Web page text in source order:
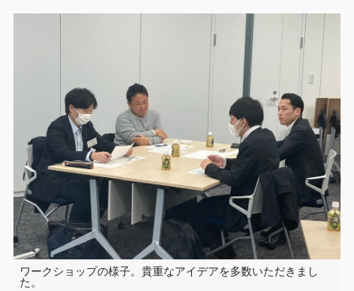
ワークショップの様子。貴重なアイデアを多数いただきまし
た。